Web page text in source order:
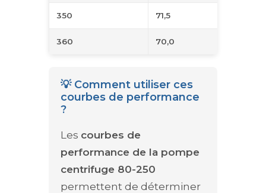
350 71,5
360 70,0
💡 Comment utiliser ces
courbes de performance
?
Les courbes de
performance de la pompe
centrifuge 80-250
permettent de déterminer